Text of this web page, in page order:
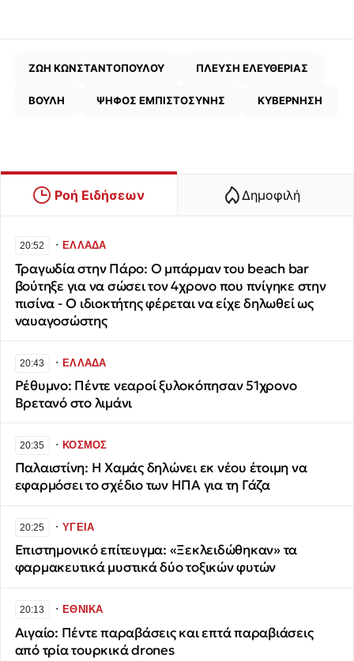
ΖΩΗ ΚΩΝΣΤΑΝΤΟΠΟΥΛΟΥ ΠΛΕΥΣΗ ΕΛΕΥΘΕΡΙΑΣ
ΒΟΥΛΗ ΨΗΦΟΣ ΕΜΠΙΣΤΟΣΥΝΗΣ ΚΥΒΕΡΝΗΣΗ
Ροή Ειδήσεων Δημοφιλή
20:52 ∙ΕΛΛΑΔΑ
Τραγωδία στην Πάρο: Ο μπάρμαν του beach bar
βούτηξε για να σώσει τον 4χρονο που πνίγηκε στην
πισίνα - Ο ιδιοκτήτης φέρεται να είχε δηλωθεί ως
ναυαγοσώστης
20:43 ∙ΕΛΛΑΔΑ
Ρέθυμνο: Πέντε νεαροί ξυλοκόπησαν 51χρονο
Βρετανό στο λιμάνι
20:35 ∙ΚΟΣΜΟΣ
Παλαιστίνη: Η Χαμάς δηλώνει εκ νέου έτοιμη να
εφαρμόσει το σχέδιο των ΗΠΑ για τη Γάζα
20:25 ∙ΥΓΕΙΑ
Επιστημονικό επίτευγμα: «Ξεκλειδώθηκαν» τα
φαρμακευτικά μυστικά δύο τοξικών φυτών
20:13 ∙ΕΘΝΙΚΑ
Αιγαίο: Πέντε παραβάσεις και επτά παραβιάσεις
από τρία τουρκικά drones